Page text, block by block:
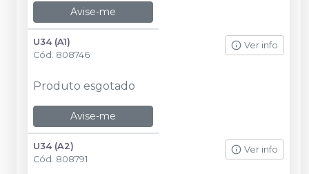
Avise-me
U34 (A1)
Cód. 808746
Ver info
Produto esgotado
Avise-me
U34 (A2)
Cód. 808791
Ver info